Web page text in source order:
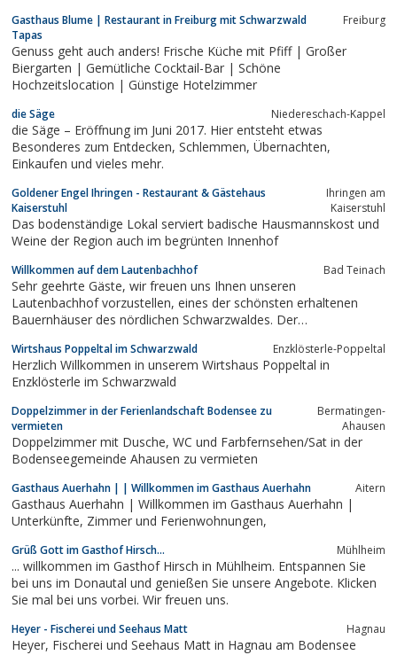
Gasthaus Blume | Restaurant in Freiburg mit Schwarzwald
Tapas
Freiburg
Genuss geht auch anders! Frische Küche mit Pfiff | Großer
Biergarten | Gemütliche Cocktail-Bar | Schöne
Hochzeitslocation | Günstige Hotelzimmer
die Säge Niedereschach-Kappel
die Säge – Eröffnung im Juni 2017. Hier entsteht etwas
Besonderes zum Entdecken, Schlemmen, Übernachten,
Einkaufen und vieles mehr.
Goldener Engel Ihringen - Restaurant & Gästehaus
Kaiserstuhl
Ihringen am
Kaiserstuhl
Das bodenständige Lokal serviert badische Hausmannskost und
Weine der Region auch im begrünten Innenhof
Willkommen auf dem Lautenbachhof Bad Teinach
Sehr geehrte Gäste, wir freuen uns Ihnen unseren
Lautenbachhof vorzustellen, eines der schönsten erhaltenen
Bauernhäuser des nördlichen Schwarzwaldes. Der
Private Feiern und Tagungen. Geniessen Sie die warme, urige
Atmosphäre eines alten Bauernhauses. Im...
Wirtshaus Poppeltal im Schwarzwald Enzklösterle-Poppeltal
Herzlich Willkommen in unserem Wirtshaus Poppeltal in
Enzklösterle im Schwarzwald
Doppelzimmer in der Ferienlandschaft Bodensee zu
vermieten
Bermatingen-
Ahausen
Doppelzimmer mit Dusche, WC und Farbfernsehen/Sat in der
Bodenseegemeinde Ahausen zu vermieten
Gasthaus Auerhahn | | Willkommen im Gasthaus Auerhahn Aitern
Gasthaus Auerhahn | Willkommen im Gasthaus Auerhahn |
Unterkünfte, Zimmer und Ferienwohnungen,
Grüß Gott im Gasthof Hirsch... Mühlheim
... willkommen im Gasthof Hirsch in Mühlheim. Entspannen Sie
bei uns im Donautal und genießen Sie unsere Angebote. Klicken
Sie mal bei uns vorbei. Wir freuen uns.
Heyer - Fischerei und Seehaus Matt Hagnau
Heyer, Fischerei und Seehaus Matt in Hagnau am Bodensee